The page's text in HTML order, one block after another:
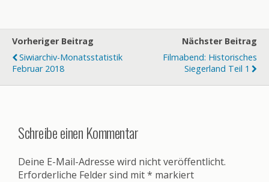
Vorheriger Beitrag
Siwiarchiv-Monatsstatistik
Februar 2018
Nächster Beitrag
Filmabend: Historisches
Siegerland Teil 1
Schreibe einen Kommentar
Deine E-Mail-Adresse wird nicht veröffentlicht.
Erforderliche Felder sind mit* markiert